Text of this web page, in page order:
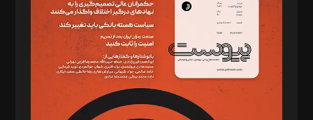
دبیر تحریریه: میثم قاسمی
د‌بیر ناداستان: سمانه سمیع
د‌بیر خدمت و تجارت: ابوالفضل رجبی
د‌بیر حقوق فناوری: حسام‌الدین ایپکچی
د‌بیر پیوست جهان: مینا پاکدل
د‌بیر تحریریه آنلاین: بابک نقاش